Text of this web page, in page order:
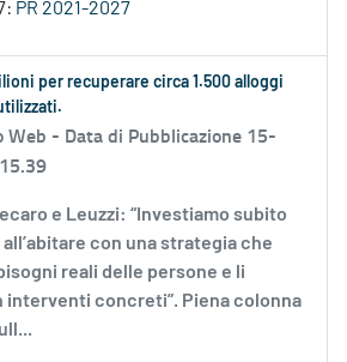
PR 2021-2027
per recuperare circa 1.500 alloggi
Web - Data di Pubblicazione 15-
e Leuzzi: “Investiamo subito
con una strategia che
reali delle persone e li
interventi concreti”. Piena colonna